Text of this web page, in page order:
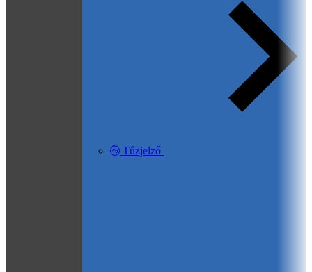
Tűzjelző